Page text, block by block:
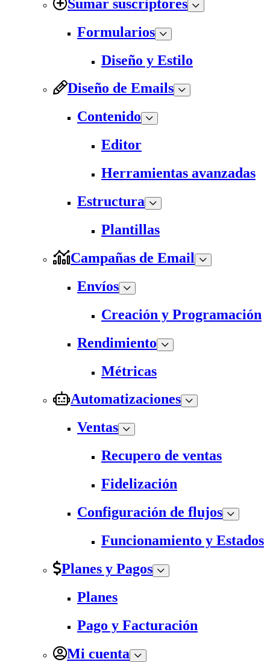
Sumar suscriptores
Formularios
Diseño y Estilo
Diseño de Emails
Contenido
Editor
Herramientas avanzadas
Estructura
Plantillas
Campañas de Email
Envíos
Creación y Programación
Rendimiento
Métricas
Automatizaciones
Ventas
Recupero de ventas
Fidelización
Configuración de flujos
Funcionamiento y Estados
Planes y Pagos
Planes
Pago y Facturación
Mi cuenta